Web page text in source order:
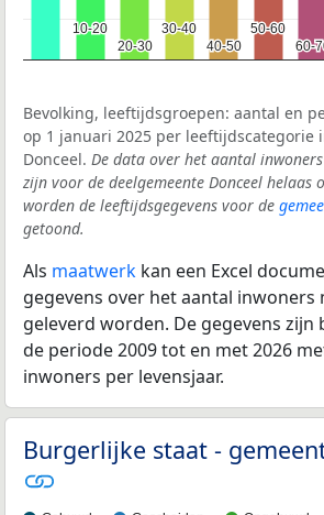
10-20
10-20
20-30
20-30
30-40
30-40
40-50
40-50
50-60
50-60
60-
60-
Bevolking, leeftijdsgroepen: aantal en
op 1 januari 2025 per leeftijdscategorie
Donceel. De data over het aantal
zijn voor de deelgemeente Donceel helaas
worden de leeftijdsgegevens voor de
getoond.
Als maatwerk kan een Excel
gegevens over het aantal inwoners
geleverd worden. De gegevens zijn
de periode 2009 tot en met 2026
inwoners per levensjaar.
Burgerlijke staat -